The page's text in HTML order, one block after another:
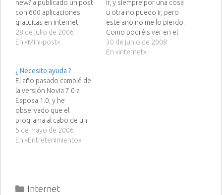
new? a publicado un post
con 600 aplicaciones
gratuitas en internet.
28 de julio de 2006
En «Mini-post»
ir, y siempre por una cosa
u otra no puedo ir, pero
este año no me lo pierdo.
Como podréis ver en el
comentario 291, ya estoy
inscrito y me he
30 de junio de 2008
En «Internet»
¿ Necesito ayuda ?
El año pasado cambié de
la versión Novia 7.0 a
Esposa 1.0, y he
observado que el
programa al cabo de un
tiempo comenzó con
unos procesos
Hijo que me ocupa mucho
5 de mayo de 2006
En «Entretenimiento»
Categorías
Internet